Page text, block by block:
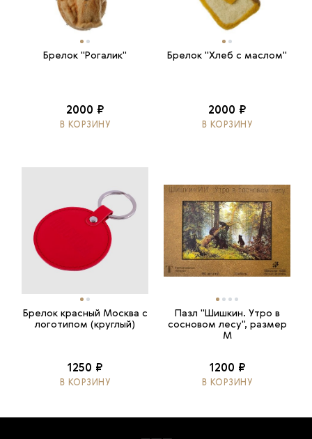
Брелок "Рогалик"
2000 ₽
В КОРЗИНУ
Брелок "Хлеб с маслом"
2000 ₽
В КОРЗИНУ
Брелок красный Москва с
логотипом (круглый)
1250 ₽
В КОРЗИНУ
Пазл "Шишкин. Утро в
сосновом лесу", размер
M
1200 ₽
В КОРЗИНУ